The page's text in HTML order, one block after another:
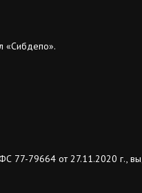
«Сибдепо».
77-79664 от 27.11.2020 г.,